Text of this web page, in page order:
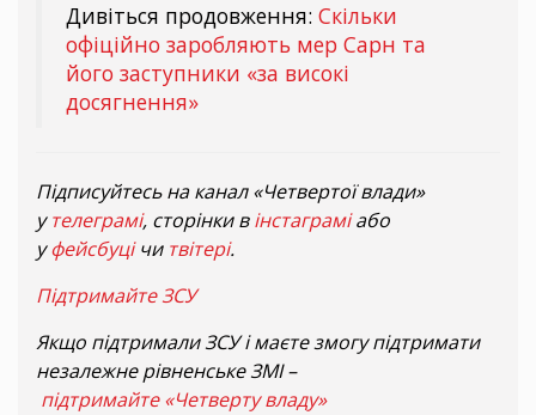
Дивіться продовження: Скільки
офіційно заробляють мер Сарн та
його заступники «за високі
досягнення»
Підписуйтесь на канал «Четвертої влади»
утелеграмі, сторінки вінстаграміабо
уфейсбуцічи твітері.
Підтримайте ЗСУ
Якщо підтримали ЗСУ і маєте змогу підтримати
незалежне рівненське ЗМІ –
підтримайте «Четверту владу»